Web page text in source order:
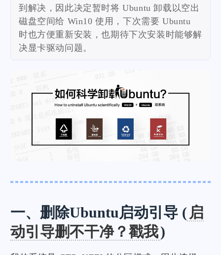
到解决，因此决定暂时将 Ubuntu 卸载以空出
磁盘空间给 Win10 使用，下次需要 Ubuntu
时也方便重新安装，也期待下次安装时能够解
决显卡驱动问题。
一、删除Ubuntu启动引导 ( 启
动引导删不干净？戳我)